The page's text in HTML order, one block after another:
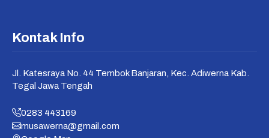
Kontak Info
Jl. Katesraya No. 44 Tembok Banjaran, Kec. Adiwerna Kab.
Tegal Jawa Tengah
0283 443169
musawerna@gmail.com